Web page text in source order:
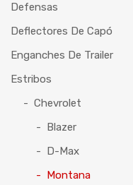
Defensas
Deflectores De Capó
Enganches De Trailer
Estribos
Chevrolet
Blazer
D-Max
Montana